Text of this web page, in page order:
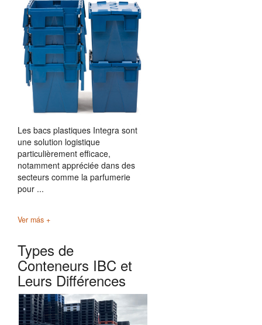
Les bacs plastiques Integra sont
une solution logistique
particulièrement efficace,
notamment appréciée dans des
secteurs comme la parfumerie
pour ...
Ver más +
Types de
Conteneurs IBC et
Leurs Différences